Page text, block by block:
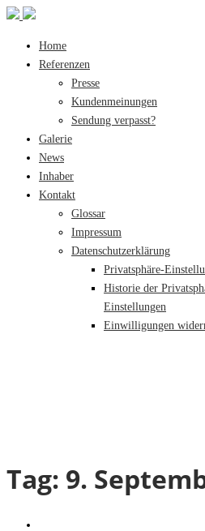
Home
Referenzen
Presse
Kundenmeinungen
Sendung verpasst?
Galerie
News
Inhaber
Kontakt
Glossar
Impressum
Datenschutzerklärung
Privatsphäre-
Historie der
Einstellungen
Einwilligungen
Tag: 9.